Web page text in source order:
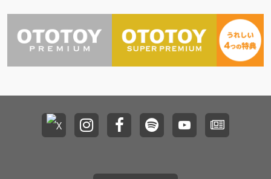
YouTubeチャンネル
「岡田を追え!!」が登録
者数80万人を超えるお
笑い芸人・岡田康太と
曲『だいすっき』は、
ゆるくもエネルギッシ
ュなモバンドの「今」
んじじい』。さらに、
YouTubeチャンネル
「岡田を追え!!」が登録
者数80万人を超えるお
笑い芸人・岡田康太と
曲『だいすっき』は、
ゆるくもエネルギッシ
ュなモバンドの「今」